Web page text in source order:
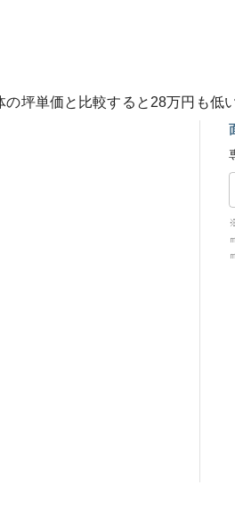
の坪単価と比較すると 28万円も低